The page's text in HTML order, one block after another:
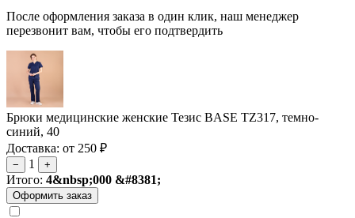
После оформления заказа в один клик, наш менеджер
перезвонит вам, чтобы его подтвердить
Брюки медицинские женские Тезис BASE TZ317, темно-
синий, 40
Доставка: от 250 ₽
− 1 +
Итого: 4&nbsp;000 &#8381;